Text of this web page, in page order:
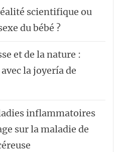
scientifique ou
du bébé ?
et de la nature :
la joyería de
inflammatoires
sur la maladie de